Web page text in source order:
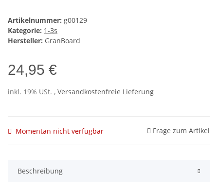
Artikelnummer: g00129
Kategorie: 1-3s
Hersteller: GranBoard
24,95 €
inkl. 19% USt. , Versandkostenfreie Lieferung
Momentan nicht verfügbar Frage zum Artikel
Beschreibung